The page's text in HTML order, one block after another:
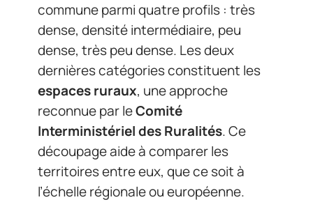
commune parmi quatre profils : très
dense, densité intermédiaire, peu
dense, très peu dense. Les deux
dernières catégories constituent les
espaces ruraux, une approche
reconnue par leComité
Interministériel des Ruralités. Ce
découpage aide à comparer les
territoires entre eux, que ce soit à
l’échelle régionale ou européenne.